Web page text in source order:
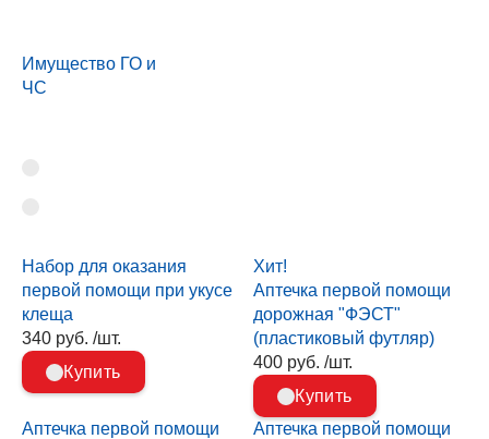
Имущество ГО и
ЧС
Набор для оказания
первой помощи при укусе
клеща
340 руб. /шт.
Купить
Хит!
Аптечка первой помощи
дорожная "ФЭСТ"
(пластиковый футляр)
400 руб. /шт.
Купить
Аптечка первой помощи
Аптечка первой помощи